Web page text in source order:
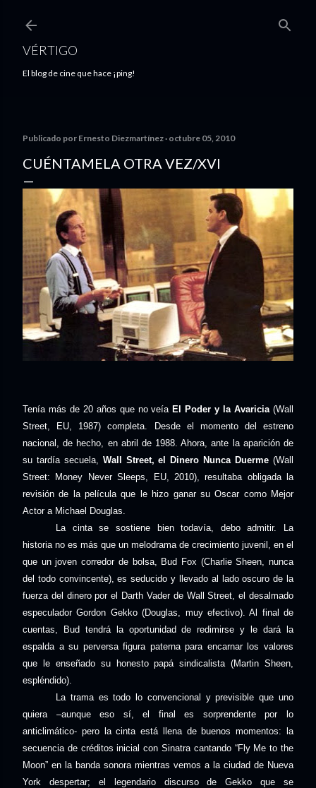
VÉRTIGO
El blog de cine que hace ¡ping!
Publicado por Ernesto Diezmartínez octubre 05, 2010
CUÉNTAMELA OTRA VEZ/XVI
Tenía más de 20 años que no veía El Poder y la Avaricia(Wall
Street, EU, 1987) completa. Desde el momento del estreno
nacional, de hecho, en abril de 1988. Ahora, ante la aparición de
su tardía secuela, Wall Street, el Dinero Nunca Duerme (Wall
Street: Money Never Sleeps, EU, 2010), resultaba obligada la
revisión de la película que le hizo ganar su Oscar como Mejor
Actor a Michael Douglas.
La cinta se sostiene bien todavía, debo admitir. La
historia no es más que un melodrama de crecimiento juvenil, en el
que un joven corredor de bolsa, Bud Fox (Charlie Sheen, nunca
del todo convincente), es seducido y llevado al lado oscuro de la
fuerza del dinero por el Darth Vader de Wall Street, el desalmado
especulador Gordon Gekko (Douglas, muy efectivo). Al final de
cuentas, Bud tendrá la oportunidad de redimirse y le dará la
espalda a su perversa figura paterna para encarnar los valores
que le enseñado su honesto papá sindicalista (Martin Sheen,
espléndido).
La trama es todo lo convencional y previsible que uno
quiera –aunque eso sí, el final es sorprendente por lo
anticlimático- pero la cinta está llena de buenos momentos: la
secuencia de créditos inicial con Sinatra cantando “Fly Me to the
Moon” en la banda sonora mientras vemos a la ciudad de Nueva
York despertar; el legendario discurso de Gekko que se